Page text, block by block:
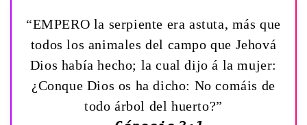
“EMPERO la serpiente era astuta, más que
todos los animales del campo que Jehová
Dios había hecho; la cual dijo á la mujer:
¿Conque Dios os ha dicho: No comáis de
todo árbol del huerto?”